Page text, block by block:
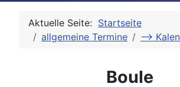
Aktuelle Seite: Startseite
allgemeine Termine
-->
Boule